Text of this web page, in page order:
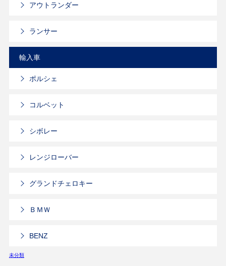
アウトランダー
ランサー
輸入車
ポルシェ
コルベット
シボレー
レンジローバー
グランドチェロキー
ＢＭＷ
BENZ
未分類